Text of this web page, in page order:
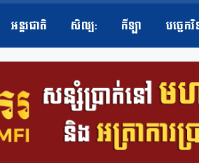
អន្តរជាតិ សិល្ប​: កីឡា បច្ចេកវិ